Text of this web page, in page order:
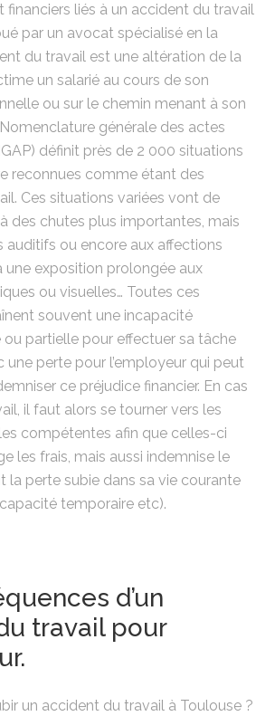
financiers liés à un accident du travail
par un avocat spécialisé en la
du travail est une altération de la
un salarié au cours de son
ou sur le chemin menant à son
générale des actes
définit près de 2 000 situations
reconnues comme étant des
Ces situations variées vont de
des chutes plus importantes, mais
auditifs ou encore aux affections
une exposition prolongée aux
ou visuelles… Toutes ces
souvent une incapacité
partielle pour effectuer sa tâche
une perte pour l’employeur qui peut
ce préjudice financier. En cas
il faut alors se tourner vers les
compétentes afin que celles-ci
les frais, mais aussi indemnise le
la perte subie dans sa vie courante
temporaire etc).
d’un
travail pour
un accident du travail à Toulouse ?